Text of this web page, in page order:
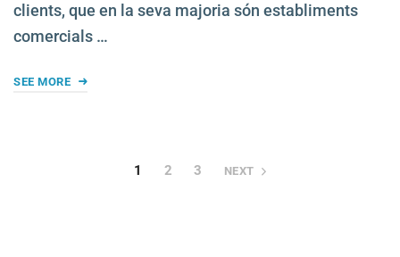
clients, que en la seva majoria són establiments
comercials …
SEE MORE
1 2 3 NEXT